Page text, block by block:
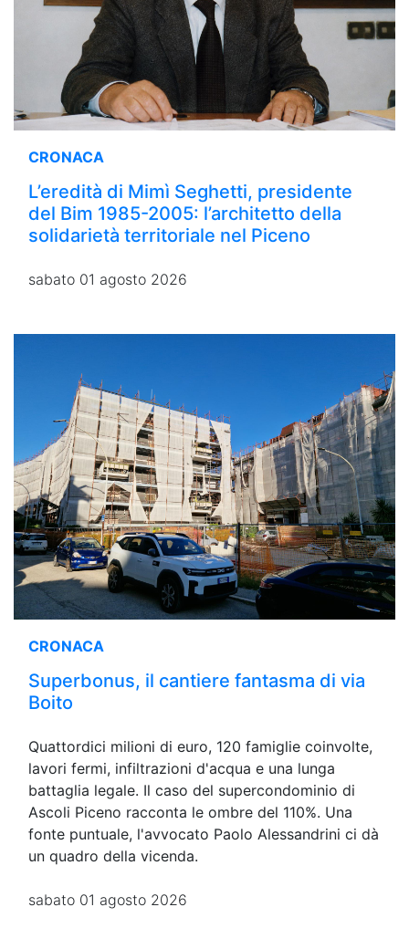
CRONACA
L’eredità di Mimì Seghetti, presidente
del Bim 1985-2005: l’architetto della
solidarietà territoriale nel Piceno
sabato 01 agosto 2026
CRONACA
Superbonus, il cantiere fantasma di via
Boito
Quattordici milioni di euro, 120 famiglie coinvolte,
lavori fermi, infiltrazioni d'acqua e una lunga
battaglia legale. Il caso del supercondominio di
Ascoli Piceno racconta le ombre del 110%. Una
fonte puntuale, l'avvocato Paolo Alessandrini ci dà
un quadro della vicenda.
sabato 01 agosto 2026